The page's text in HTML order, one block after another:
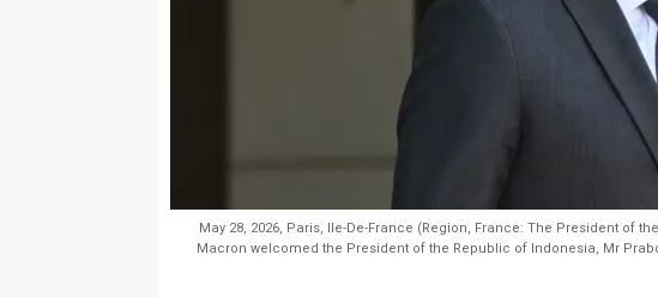
May 28, 2026, Paris, Ile-De-France (Region, France: The President of
Macron welcomed the President of the Republic of Indonesia, Mr